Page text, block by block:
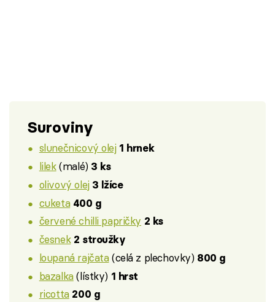
Suroviny
slunečnicový olej 1 hrnek
lilek(malé) 3 ks
olivový olej 3 lžíce
cuketa 400 g
červené chilli papričky 2 ks
česnek 2 stroužky
loupaná rajčata(celá z plechovky) 800 g
bazalka(lístky) 1 hrst
ricotta 200 g